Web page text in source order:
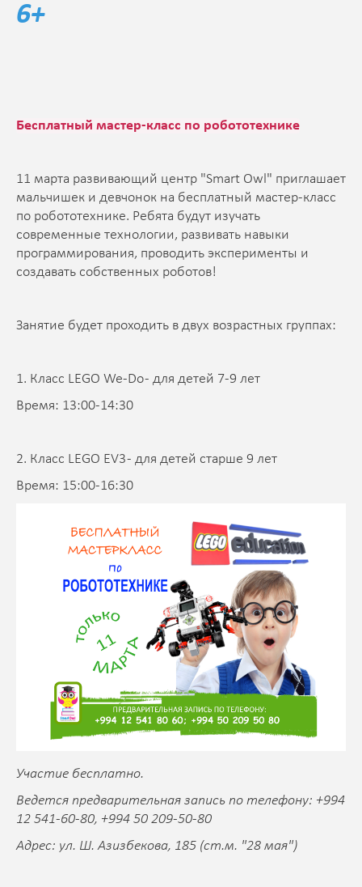
6+
Бесплатный мастер-класс по робототехнике
11 марта развивающий центр "Smart Owl" приглашает
мальчишек и девчонок на бесплатный мастер-класс
по робототехнике. Ребята будут изучать
современные технологии, развивать навыки
программирования, проводить эксперименты и
создавать собственных роботов!
Занятие будет проходить в двух возрастных группах:
1. Класс LEGO We-Do - для детей 7-9 лет
Время: 13:00-14:30
2. Класс LEGO EV3 - для детей старше 9 лет
Время: 15:00-16:30
Участие бесплатно.
Ведется предварительная запись по телефону: +994
12 541-60-80, +994 50 209-50-80
Адрес: ул. Ш. Азизбекова, 185 (ст.м. "28 мая")